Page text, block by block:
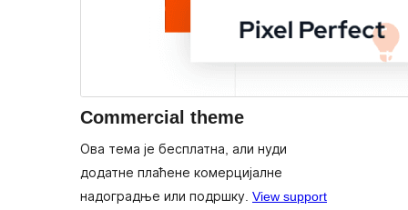
Commercial theme
Ова тема је бесплатна, али нуди
додатне плаћене комерцијалне
надоградње или подршку. View support